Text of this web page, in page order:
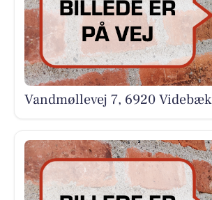
Vandmøllevej 7, 6920 Videbæk